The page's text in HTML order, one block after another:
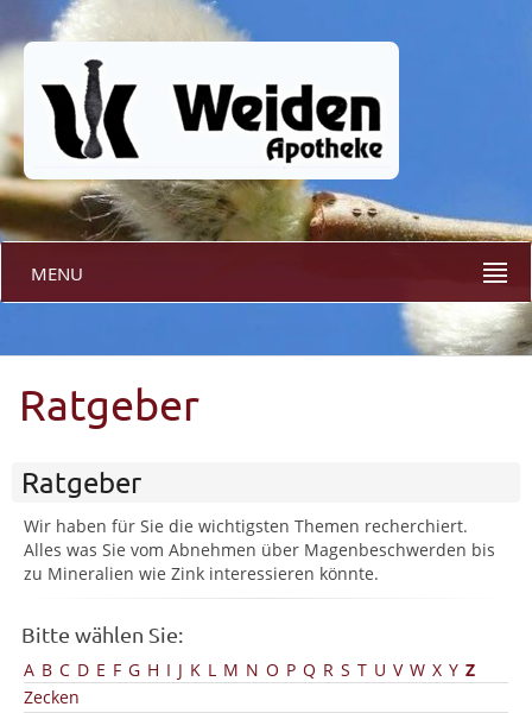
MENU
Ratgeber
Ratgeber
Wir haben für Sie die wichtigsten Themen recherchiert.
Alles was Sie vom Abnehmen über Magenbeschwerden bis
zu Mineralien wie Zink interessieren könnte.
Bitte wählen Sie:
A B C D E F G H I J K L M N O P Q R S T U V W X Y Z
Zecken